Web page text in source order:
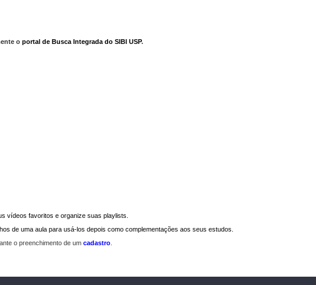
o portal de Busca Integrada do SIBI USP.
vídeos favoritos e organize suas playlists.
de uma aula para usá-los depois como complementações aos seus estudos.
o preenchimento de um cadastro